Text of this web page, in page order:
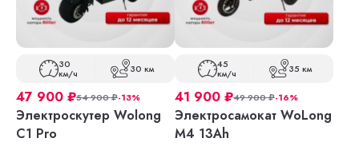
30
км/ч 30 км
47 900 ₽54 900₽-13%
Электроскутер Wolong
C1 Pro
45
км/ч 35 км
41 900 ₽49 900₽-16%
Электросамокат WoLong
M4 13Ah